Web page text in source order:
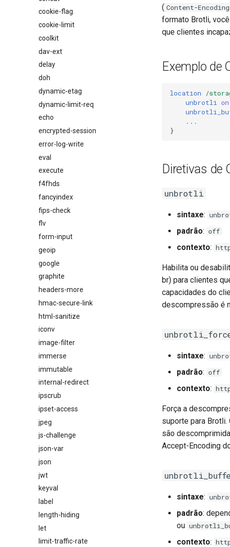
cookie-flag
cookie-limit
coolkit
dav-ext
delay
doh
dynamic-etag
dynamic-limit-req
echo
encrypted-session
error-log-write
eval
execute
f4fhds
fancyindex
fips-check
flv
form-input
geoip
google
graphite
headers-more
hmac-secure-link
html-sanitize
iconv
image-filter
immerse
immutable
internal-redirect
ipscrub
ipset-access
jpeg
js-challenge
json-var
json
jwt
keyval
label
length-hiding
let
limit-traffic-rate
( Content-
formato Brotli,
que clientes
Exemplo de
location /
unbrotli
on
...
}
Diretivas de
unbrotli
sintaxe:
padrão: off
contexto:
Habilita ou
br) para clientes
capacidades do
descompressão é
sintaxe:
padrão: off
contexto:
Força a
suporte para Brotli.
são
Accept-Encoding
sintaxe:
padrão:
ou
contexto: